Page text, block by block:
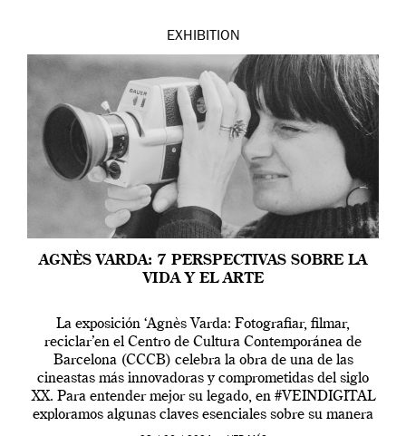
EXHIBITION
AGNÈS VARDA: 7 PERSPECTIVAS SOBRE LA
VIDA Y EL ARTE
La exposición ‘Agnès Varda: Fotografiar, filmar,
reciclar’en el Centro de Cultura Contemporánea de
Barcelona (CCCB) celebra la obra de una de las
cineastas más innovadoras y comprometidas del siglo
XX. Para entender mejor su legado, en #VEINDIGITAL
exploramos algunas claves esenciales sobre su manera